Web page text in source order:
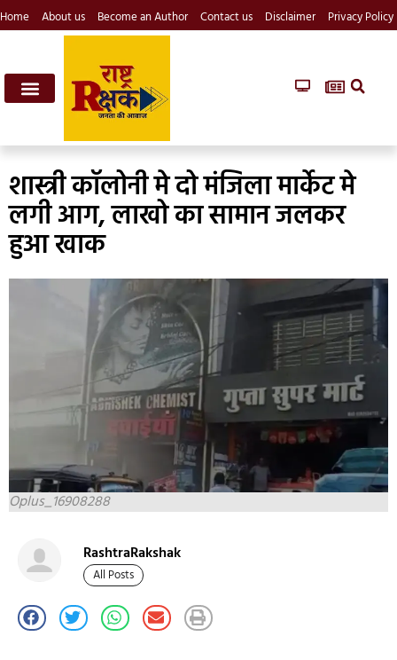
Home About us Become an Author Contact us Disclaimer Privacy Policy
शास्त्री कॉलोनी मे दो मंजिला मार्केट मे
लगी आग, लाखो का सामान जलकर
हुआ खाक
Oplus_16908288
RashtraRakshak
All Posts